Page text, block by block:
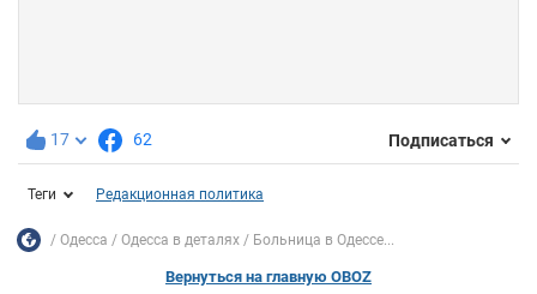
17 62 Подписаться
Теги Редакционная политика
Одесса Одесса в деталях Больница в Одессе...
Вернуться на главную OBOZ